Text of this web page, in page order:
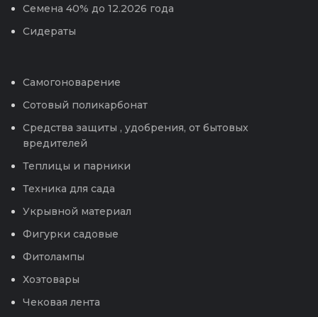
Семена 40% до 12.2026 года
Сидераты
Самогоноварение
Сотовый поликарбонат
Средства защиты , удобрения, от бытовых
вредителей
Теплицы и парники
Техника для сада
Укрывной материал
Фигурки садовые
Фитолампы
Хозтовары
Чековая лента